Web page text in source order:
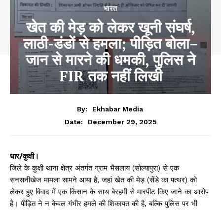
भारत
खेत की मेड़ को लेकर खूनी संघर्ष,
लाठी-डंडों से हमला; पीड़ित बोला–
जान से मारने की धमकी, पुलिस ने
FIR तक नहीं लिखी
By:
Ekhabar Media
Date:
December 29, 2025
धार/कुक्षी।
जिले के कुक्षी थाना क्षेत्र अंतर्गत ग्राम भैसलाय (सोल्यापुरा) से एक
सनसनीखेज मामला सामने आया है, जहां खेत की मेड़ (सेंडे का पत्थर) को
लेकर हुए विवाद में एक किसान के साथ बेरहमी से मारपीट किए जाने का आरोप
है। पीड़ित ने न केवल गंभीर हमले की शिकायत की है, बल्कि पुलिस पर भी